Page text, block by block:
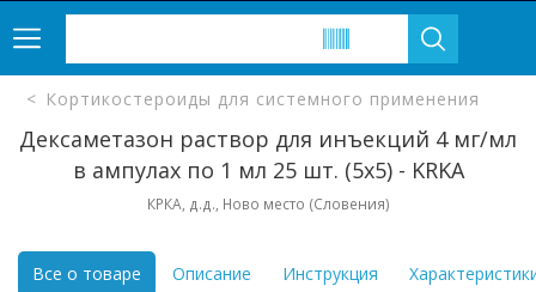
Кортикостероиды для системного применения
Дексаметазон раствор для инъекций 4 мг/мл
в ампулах по 1 мл 25 шт. (5х5) - KRKA
КРКА, д.д., Ново место (Словения)
Все о товаре Описание Инструкция